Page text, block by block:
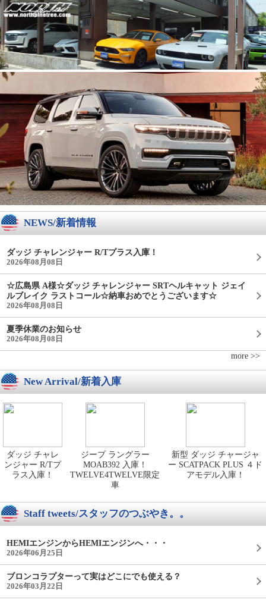
NEWS/新着情報
ダッジ チャレンジャー R/Tプラス入庫！
2026年08月08日
☆広島県 A様☆ダッジ チャレンジャー SRTヘルキャット ジェイ
ルブレイク ラストコール☆納車おめでとうございます☆
2026年08月08日
夏季休業のお知らせ
2026年08月08日
more >>
New Arrival/新着入庫
ダッジ チャレ
ンジャー R/Tプ
ラス入庫！
ジープ ラングラー
MOAB392 入庫！
TWELVE4TWELVE限定
車
新型 ダッジ チャージャ
ー SCATPACK PLUS ４ド
アモデル入庫！
Staff tweets/スタッフのつぶやき。。
HEMIエンジンからHEMIエンジンへ・・・
2026年06月25日
ブロンコラプターって実はどこにでも使える？
2026年03月22日